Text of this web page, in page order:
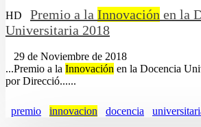
HD Premio a la Innovación en la
Universitaria 2018
29 de Noviembre de 2018
...Premio a la Innovación en la Docencia
por Direcció......
premio innovacion docencia